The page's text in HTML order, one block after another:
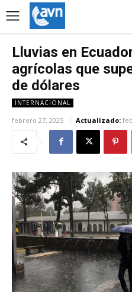
Lluvias en
agrícolas que
de dólares
INTERNACIONAL
febrero 27, 2025 Actualizado: